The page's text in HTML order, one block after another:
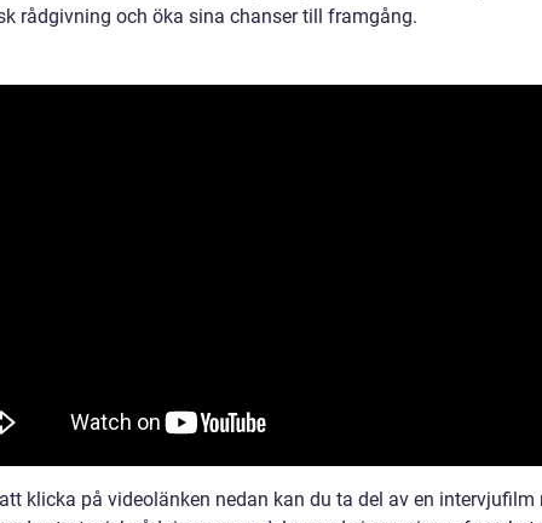
rådgivning och öka sina chanser till framgång.
klicka på videolänken nedan kan du ta del av en intervjufilm